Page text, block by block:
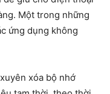
Một trong những
ứng dụng không
xóa bộ nhớ